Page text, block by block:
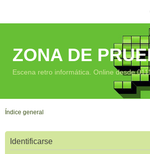
ZONA DE
Escena retro informática. Online desde
Índice general
Identificarse